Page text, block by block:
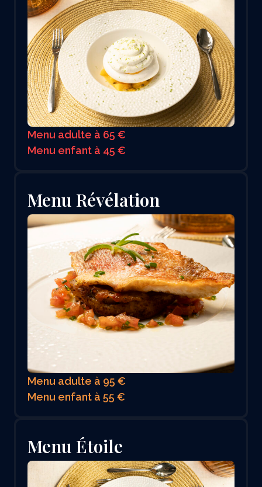
Menu adulte à 65 €
Menu enfant à 45 €
Menu Révélation
Menu adulte à 95 €
Menu enfant à 55 €
Menu Étoile